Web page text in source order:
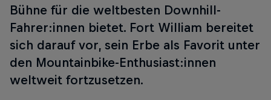
Bühne für die weltbesten Downhill-
Fahrer:innen bietet. Fort William bereitet
sich darauf vor, sein Erbe als Favorit unter
den Mountainbike-Enthusiast:innen
weltweit fortzusetzen.